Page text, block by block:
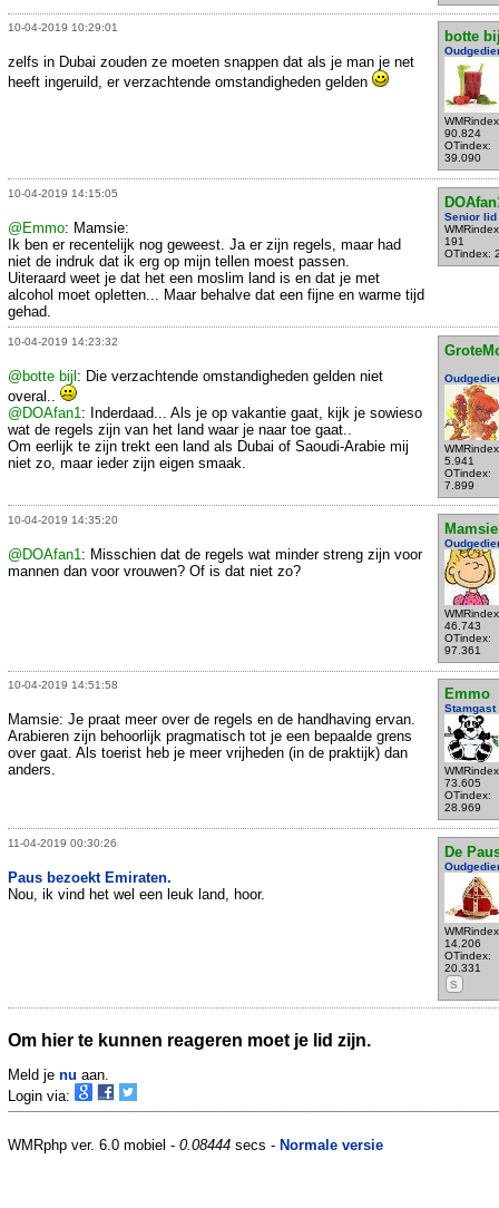
10-04-2019 10:29:01
botte
90.824
OTindex:
39.090
zelfs in Dubai zouden ze moeten snappen dat als je man je net
heeft ingeruild, er verzachtende omstandigheden gelden
10-04-2019 14:15:05
Senior lid
191
OTindex:
@Emmo: Mamsie:
Ik ben er recentelijk nog geweest. Ja er zijn regels, maar had
niet de indruk dat ik erg op mijn tellen moest passen.
Uiteraard weet je dat het een moslim land is en dat je met
alcohol moet opletten... Maar behalve dat een fijne en warme tijd
gehad.
10-04-2019 14:23:32
5.941
OTindex:
7.899
@botte bijl : Die verzachtende omstandigheden gelden niet
overal..
@DOAfan1 : Inderdaad... Als je op vakantie gaat, kijk je sowieso
wat de regels zijn van het land waar je naar toe gaat..
Om eerlijk te zijn trekt een land als Dubai of Saoudi-Arabie mij
niet zo, maar ieder zijn eigen smaak.
10-04-2019 14:35:20
Mamsie
46.743
OTindex:
97.361
@DOAfan1: Misschien dat de regels wat minder streng zijn voor
mannen dan voor vrouwen? Of is dat niet zo?
10-04-2019 14:51:58
Emmo
Stamgast
73.605
OTindex:
28.969
Mamsie: Je praat meer over de regels en de handhaving ervan.
Arabieren zijn behoorlijk pragmatisch tot je een bepaalde grens
over gaat. Als toerist heb je meer vrijheden (in de praktijk) dan
anders.
11-04-2019 00:30:26
De
14.206
OTindex:
20.331
S
Paus bezoekt Emiraten.
Nou, ik vind het wel een leuk land, hoor.
Om hier te kunnen reageren moet je lid zijn.
Meld je nu aan.
Login via:
WMRphp ver. 6.0 mobiel - 0.08444 secs - Normale versie